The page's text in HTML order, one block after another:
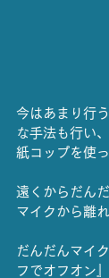
今はあまり行
な手法も行い
紙コップを使
遠くからだん
マイクから離
だんだんマイ
フでオフオン